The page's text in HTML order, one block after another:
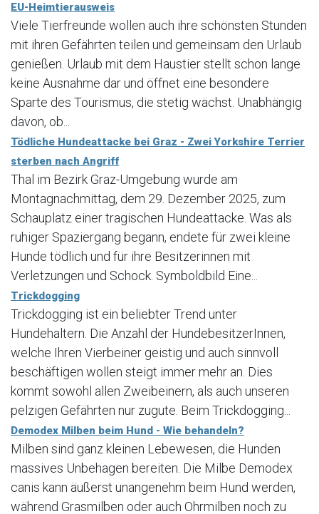
EU-Heimtierausweis
Viele Tierfreunde wollen auch ihre schönsten Stunden
mit ihren Gefährten teilen und gemeinsam den Urlaub
genießen. Urlaub mit dem Haustier stellt schon lange
keine Ausnahme dar und öffnet eine besondere
Sparte des Tourismus, die stetig wächst. Unabhängig
davon, ob...
Tödliche Hundeattacke bei Graz - Zwei Yorkshire Terrier
sterben nach Angriff
Thal im Bezirk Graz-Umgebung wurde am
Montagnachmittag, dem 29. Dezember 2025, zum
Schauplatz einer tragischen Hundeattacke. Was als
ruhiger Spaziergang begann, endete für zwei kleine
Hunde tödlich und für ihre Besitzerinnen mit
Verletzungen und Schock. Symboldbild Eine...
Trickdogging
Trickdogging ist ein beliebter Trend unter
Hundehaltern. Die Anzahl der HundebesitzerInnen,
welche Ihren Vierbeiner geistig und auch sinnvoll
beschäftigen wollen steigt immer mehr an. Dies
kommt sowohl allen Zweibeinern, als auch unseren
pelzigen Gefährten nur zugute. Beim Trickdogging...
Demodex Milben beim Hund - Wie behandeln?
Milben sind ganz kleinen Lebewesen, die Hunden
massives Unbehagen bereiten. Die Milbe Demodex
canis kann äußerst unangenehm beim Hund werden,
während Grasmilben oder auch Ohrmilben noch zu